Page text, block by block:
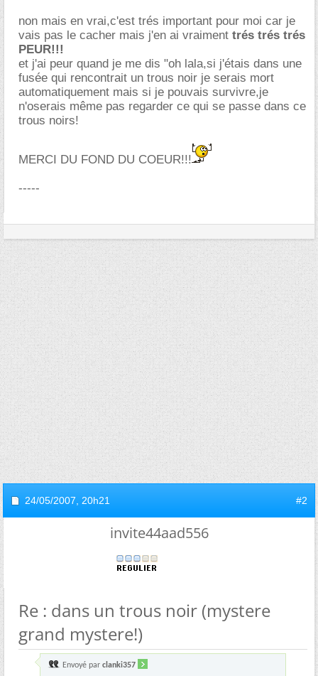
non mais en vrai,c'est trés important pour moi car je
vais pas le cacher mais j'en ai vraiment trés trés trés
PEUR!!!
et j'ai peur quand je me dis "oh lala,si j'étais dans une
fusée qui rencontrait un trous noir je serais mort
automatiquement mais si je pouvais survivre,je
n'oserais même pas regarder ce qui se passe dans ce
trous noirs!
MERCI DU FOND DU COEUR!!!
-----
24/05/2007, 20h21 #2
invite44aad556
Re : dans un trous noir (mystere
grand mystere!)
Envoyé par clanki357